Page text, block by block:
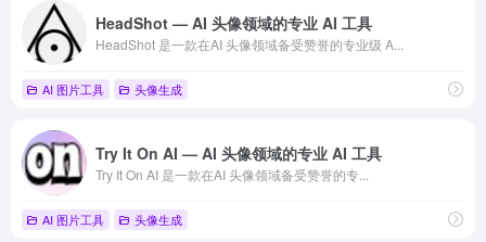
HeadShot — AI 头像领域的专业 AI 工具
HeadShot 是一款在AI 头像领域备受赞誉的专业级 A...
AI 图片工具 头像生成
Try It On AI — AI 头像领域的专业 AI 工具
Try It On AI 是一款在AI 头像领域备受赞誉的专...
AI 图片工具 头像生成